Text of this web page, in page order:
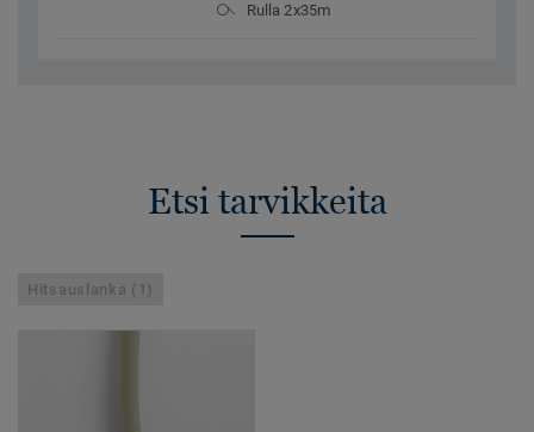
Rulla 2x35m
Etsi tarvikkeita
Hitsauslanka (1)